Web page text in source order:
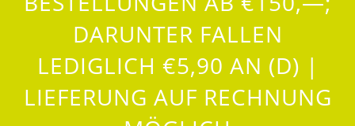
DARUNTER FALLEN
LEDIGLICH €5,90 AN (D) |
LIEFERUNG AUF RECHNUNG